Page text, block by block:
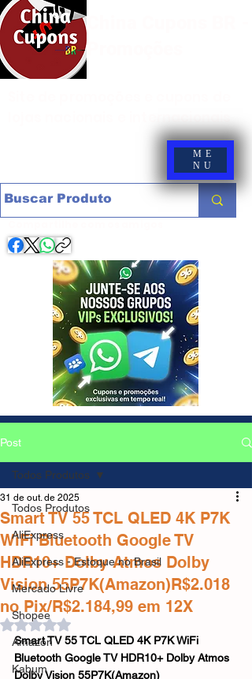
ME
NU
Post
Todos Produtos
AliExpress
AliExpress - Estoque no Brasil
Mercado Livre
Shopee
Amazon
Kabum
Todos Produtos
Smart TV 55 TCL QLED 4K P7K
WiFi Bluetooth Google TV
HDR10+ Dolby Atmos Dolby
Vision 55P7K(Amazon)R$2.018
no Pix/R$2.184,99 em 12X
31 de out. de 2025
Avaliado com NaN de 5 estrelas.
Smart TV 55 TCL QLED 4K P7K WiFi
Bluetooth Google TV HDR10+ Dolby Atmos
Dolby Vision 55P7K(Amazon)